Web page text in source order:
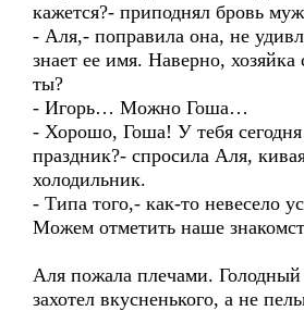
кажется?- приподнял бровь
- Аля,- поправила она, не
знает ее имя. Наверно, хозяйка
ты?
- Игорь… Можно Гоша…
- Хорошо, Гоша! У тебя
праздник?- спросила Аля,
холодильник.
- Типа того,- как-то невесело
Можем отметить наше
Аля пожала плечами. Голодный
захотел вкусненького, а не